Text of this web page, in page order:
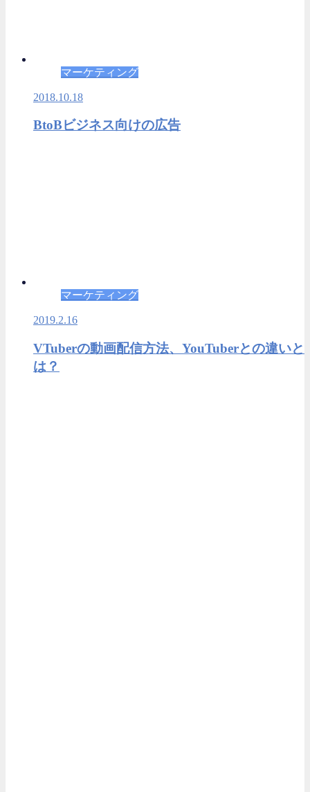
マーケティング
2018.10.18
BtoBビジネス向けの広告
マーケティング
2019.2.16
VTuberの動画配信方法、YouTuberとの違いと
は？